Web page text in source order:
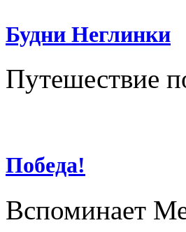
Будни Неглинки
Путешествие
Победа!
Вспоминает